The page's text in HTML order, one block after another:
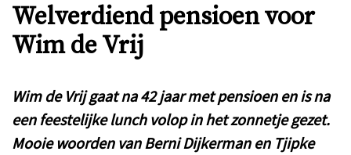
Welverdiend pensioen voor
Wim de Vrij
Wim de Vrij gaat na 42 jaar met pensioen en is na
een feestelijke lunch volop in het zonnetje gezet.
Mooie woorden van Berni Dijkerman en Tjipke